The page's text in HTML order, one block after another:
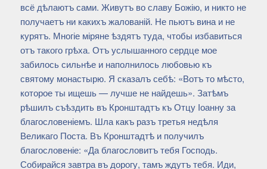
всё дѣлаютъ сами. Живутъ во славу Божію, и никто не
получаетъ ни какихъ жалованій. Не пьютъ вина и не
курятъ. Многіе міряне ѣздятъ туда, чтобы избавиться
отъ такого грѣха. Отъ услышанного сердце мое
забилось сильнѣе и наполнилось любовью къ
святому монастырю. Я сказалъ себѣ: «Вотъ то мѣсто,
которое ты ищешь — лучше не найдешь». Затѣмъ
рѣшилъ съѣздить въ Кронштадтъ къ Отцу Іоанну за
благословеніемъ. Шла какъ разъ третья недѣля
Великаго Поста. Въ Кронштадтѣ и получилъ
благословеніе: «Да благословитъ тебя Господь.
Собирайся завтра въ дорогу, тамъ ждутъ тебя. Иди,